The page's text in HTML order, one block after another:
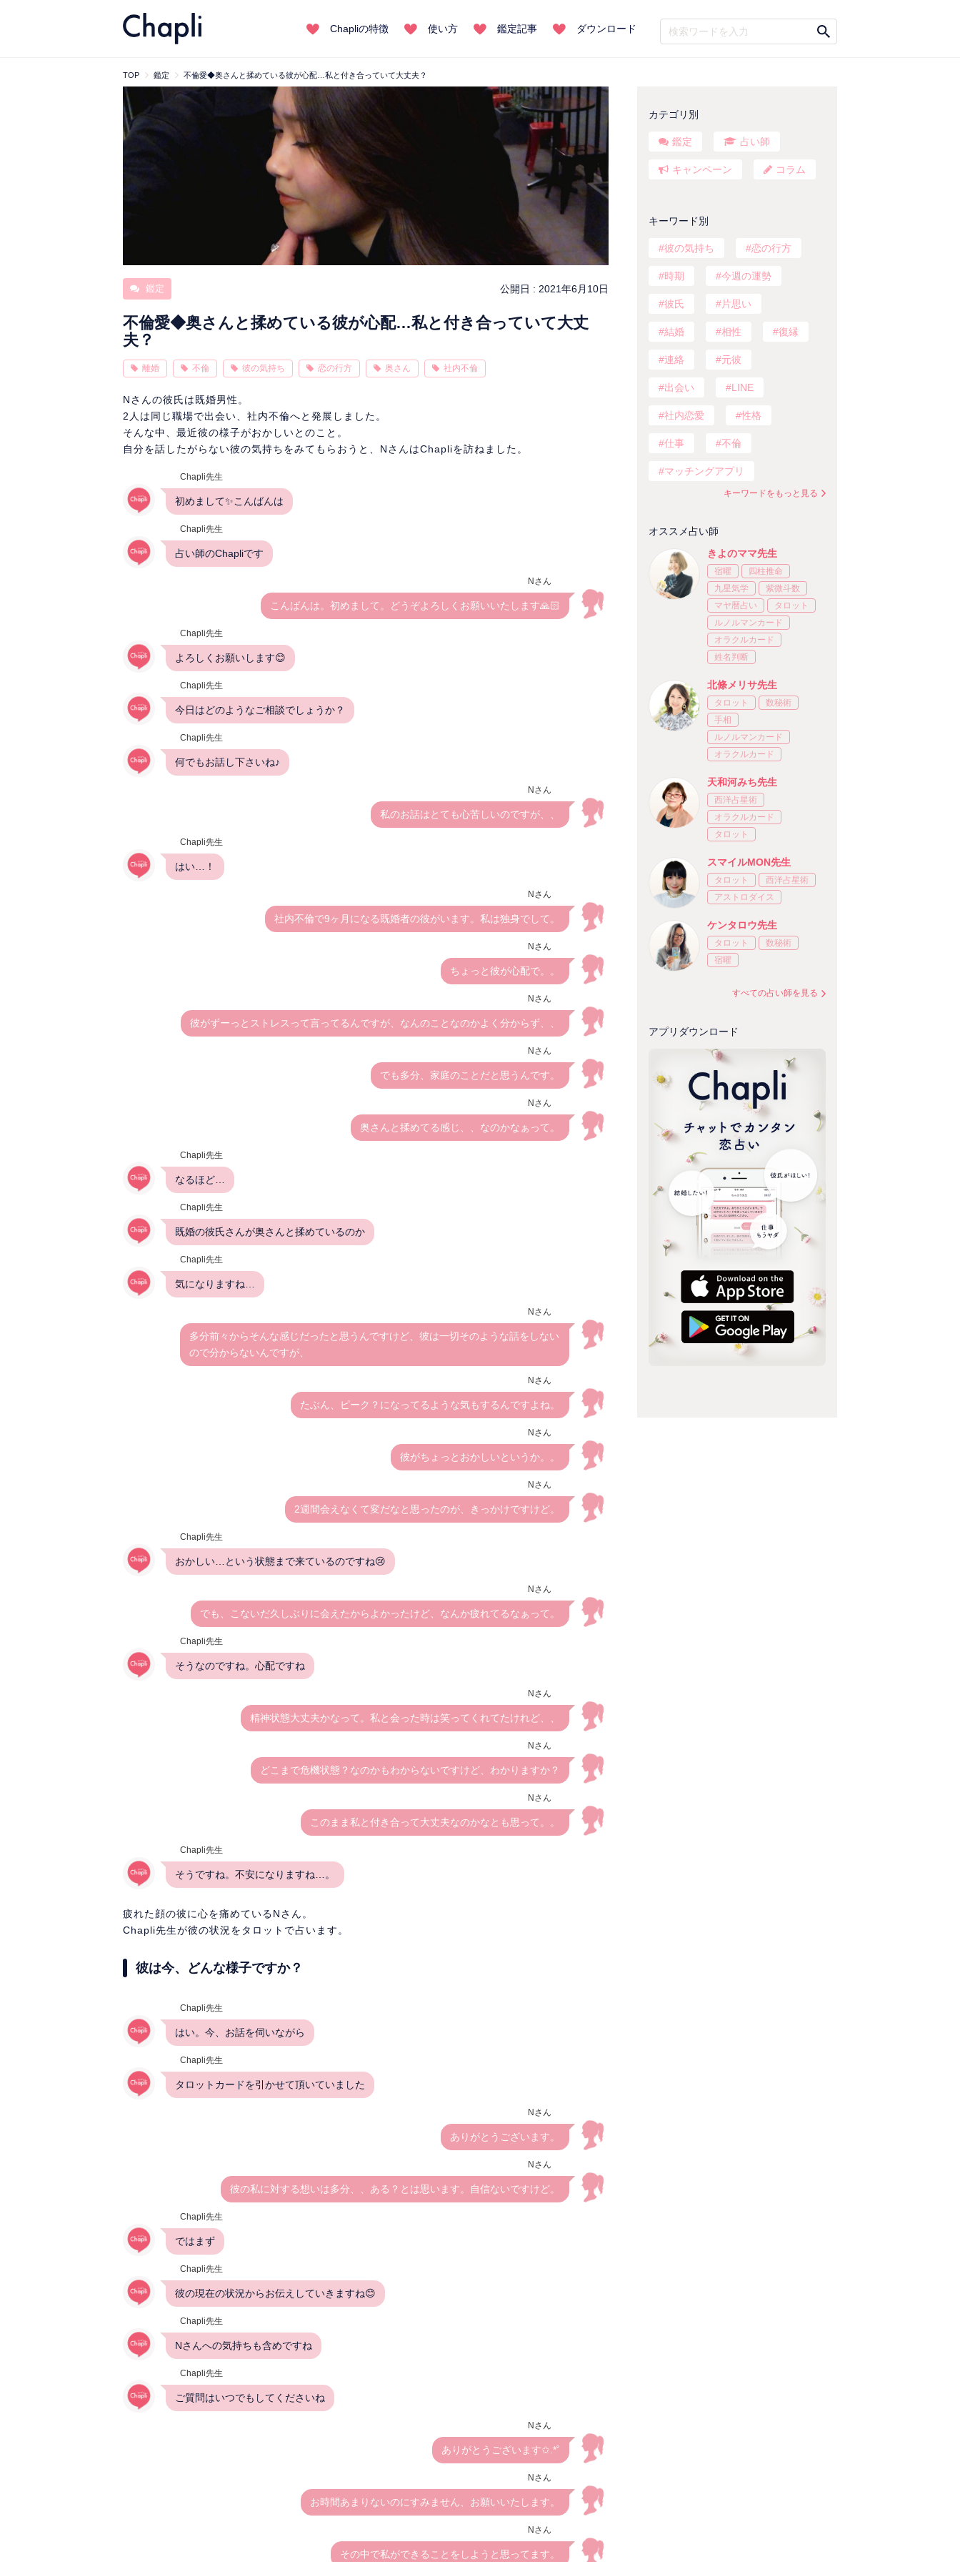
Chapliの特徴 使い方 鑑定記事 ダウンロード
TOP 鑑定 不倫愛◆奥さんと揉めている彼が心配…私と付き合っていて大丈夫？
鑑定 公開日 : 2021年6月10日
不倫愛◆奥さんと揉めている彼が心配…私と付き合っていて大丈
夫？
離婚 不倫 彼の気持ち 恋の行方 奥さん 社内不倫
Nさんの彼氏は既婚男性。
2人は同じ職場で出会い、社内不倫へと発展しました。
そんな中、最近彼の様子がおかしいとのこと。
自分を話したがらない彼の気持ちをみてもらおうと、NさんはChapliを訪ねました。
Chapli先生
初めまして✨こんばんは
Chapli先生
占い師のChapliです
Nさん
こんばんは。初めまして。どうぞよろしくお願いいたします🙏🏻
Chapli先生
よろしくお願いします😊
Chapli先生
今日はどのようなご相談でしょうか？
Chapli先生
何でもお話し下さいね♪
Nさん
私のお話はとても心苦しいのですが、、
Chapli先生
はい…！
Nさん
社内不倫で9ヶ月になる既婚者の彼がいます。私は独身でして。
Nさん
ちょっと彼が心配で。。
Nさん
彼がずーっとストレスって言ってるんですが、なんのことなのかよく分からず、、
Nさん
でも多分、家庭のことだと思うんです。
Nさん
奥さんと揉めてる感じ、、なのかなぁって。
Chapli先生
なるほど…
Chapli先生
既婚の彼氏さんが奥さんと揉めているのか
Chapli先生
気になりますね…
Nさん
多分前々からそんな感じだったと思うんですけど、彼は一切そのような話をしない
ので分からないんですが、
Nさん
たぶん、ピーク？になってるような気もするんですよね。
Nさん
彼がちょっとおかしいというか。。
Nさん
2週間会えなくて変だなと思ったのが、きっかけですけど。
Chapli先生
おかしい…という状態まで来ているのですね😢
Nさん
でも、こないだ久しぶりに会えたからよかったけど、なんか疲れてるなぁって。
Chapli先生
そうなのですね。心配ですね
Nさん
精神状態大丈夫かなって。私と会った時は笑ってくれてたけれど、、
Nさん
どこまで危機状態？なのかもわからないですけど、わかりますか？
Nさん
このまま私と付き合って大丈夫なのかなとも思って。。
Chapli先生
そうですね。不安になりますね…。
疲れた顔の彼に心を痛めているNさん。
Chapli先生が彼の状況をタロットで占います。
彼は今、どんな様子ですか？
Chapli先生
はい。今、お話を伺いながら
Chapli先生
タロットカードを引かせて頂いていました
Nさん
ありがとうございます。
Nさん
彼の私に対する想いは多分、、ある？とは思います。自信ないですけど。
Chapli先生
ではまず
Chapli先生
彼の現在の状況からお伝えしていきますね😊
Chapli先生
Nさんへの気持ちも含めですね
Chapli先生
ご質問はいつでもしてくださいね
Nさん
ありがとうございます✩.*˚
Nさん
お時間あまりないのにすみません、お願いいたします。
Nさん
その中で私ができることをしようと思ってます。
カテゴリ別
鑑定 占い師
キャンペーン コラム
キーワード別
彼の気持ち 恋の行方
時期 今週の運勢
彼氏 片思い
結婚 相性 復縁
連絡 元彼
出会い LINE
社内恋愛 性格
仕事 不倫
マッチングアプリ
キーワードをもっと見る
オススメ占い師
きよのママ先生
宿曜
四柱推命
九星気学
紫微斗数
マヤ暦占い
タロット
ルノルマンカード
オラクルカード
姓名判断
北條メリサ先生
タロット
数秘術
手相
ルノルマンカード
オラクルカード
天和河みち先生
西洋占星術
オラクルカード
タロット
スマイルMON先生
タロット
西洋占星術
アストロダイス
ケンタロウ先生
タロット
数秘術
宿曜
すべての占い師を見る
アプリダウンロード